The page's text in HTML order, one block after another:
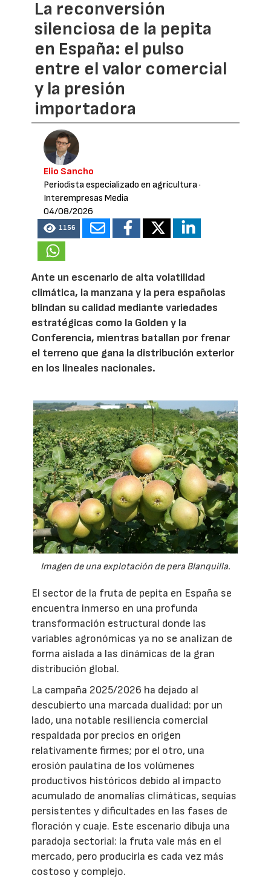
La reconversión
silenciosa de la pepita
en España: el pulso
entre el valor comercial
y la presión
importadora
Elio Sancho
Periodista especializado en agricultura·
Interempresas Media
04/08/2026
1156
Ante un escenario de alta volatilidad
climática, la manzana y la pera españolas
blindan su calidad mediante variedades
estratégicas como la Golden y la
Conferencia, mientras batallan por frenar
el terreno que gana la distribución exterior
en los lineales nacionales.
Imagen de una explotación de pera Blanquilla.
El sector de la fruta de pepita en España se
encuentra inmerso en una profunda
transformación estructural donde las
variables agronómicas ya no se analizan de
forma aislada a las dinámicas de la gran
distribución global.
La campaña 2025/2026 ha dejado al
descubierto una marcada dualidad: por un
lado, una notable resiliencia comercial
respaldada por precios en origen
relativamente firmes; por el otro, una
erosión paulatina de los volúmenes
productivos históricos debido al impacto
acumulado de anomalías climáticas, sequías
persistentes y dificultades en las fases de
floración y cuaje. Este escenario dibuja una
paradoja sectorial: la fruta vale más en el
mercado, pero producirla es cada vez más
costoso y complejo.